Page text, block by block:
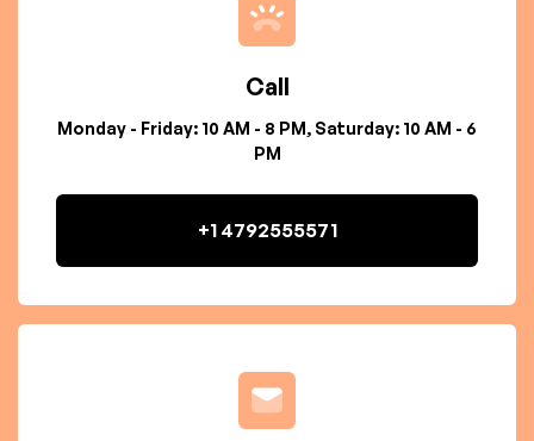
Call
Monday - Friday: 10 AM - 8 PM, Saturday: 10 AM - 6
PM
+1 4792555571